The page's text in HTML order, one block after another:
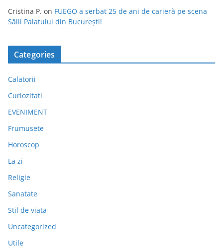
Cristina P. on FUEGO a serbat 25 de ani de carieră pe scena
Sălii Palatului din București!
Categories
Calatorii
Curiozitati
EVENIMENT
Frumusete
Horoscop
La zi
Religie
Sanatate
Stil de viata
Uncategorized
Utile